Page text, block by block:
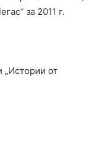
за 2011 г.
„Истории от